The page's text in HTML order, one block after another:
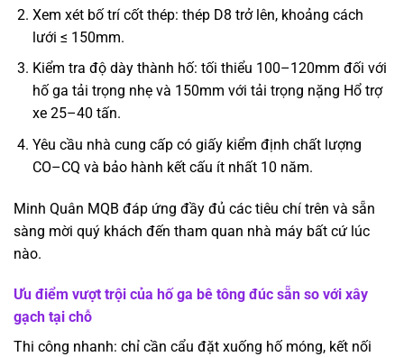
Xem xét bố trí cốt thép: thép D8 trở lên, khoảng cách
lưới ≤ 150mm.
Kiểm tra độ dày thành hố: tối thiểu 100–120mm đối với
hố ga tải trọng nhẹ và 150mm với tải trọng nặng Hổ trợ
xe 25–40 tấn.
Yêu cầu nhà cung cấp có giấy kiểm định chất lượng
CO–CQ và bảo hành kết cấu ít nhất 10 năm.
Minh Quân MQB đáp ứng đầy đủ các tiêu chí trên và sẵn
sàng mời quý khách đến tham quan nhà máy bất cứ lúc
nào.
Ưu điểm vượt trội của hố ga bê tông đúc sẵn so với xây
gạch tại chỗ
Thi công nhanh: chỉ cần cẩu đặt xuống hố móng, kết nối